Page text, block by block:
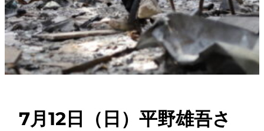
7月12日（日）平野雄吾さ